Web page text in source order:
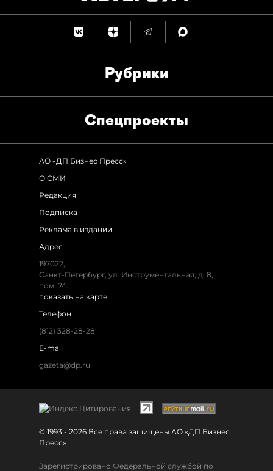
Рубрики
Спец­проекты
АО «ДП Бизнес Пресс»
О СМИ
Редакция
Подписка
Реклама в издании
Адрес
197022,
Санкт-Петербург, ул. Инструментальная, д. 8,
пом. 74.
показать на карте
Телефон
(812) 328-28-28
E-mail
gazeta@dp.ru
© 1993 - 2026 Все права защищены АО «ДП Бизнес
Пресс»
Зарегистрировано Федеральной службой по